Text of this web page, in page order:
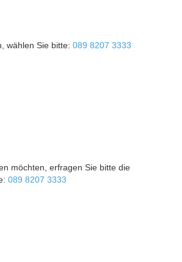
wählen Sie bitte: 089 8207 3333
möchten, erfragen Sie bitte die
089 8207 3333